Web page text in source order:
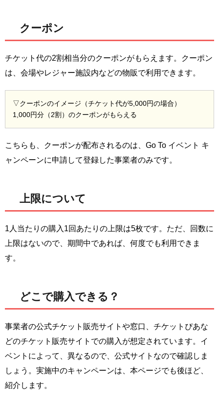
クーポン
チケット代の2割相当分のクーポンがもらえます。クーポン
は、会場やレジャー施設内などの物販で利用できます。
▽クーポンのイメージ（チケット代が5,000円の場合）
1,000円分（2割）のクーポンがもらえる
こちらも、クーポンが配布されるのは、Go To イベント キ
ャンペーンに申請して登録した事業者のみです。
上限について
1人当たりの購入1回あたりの上限は5枚です。ただ、回数に
上限はないので、期間中であれば、何度でも利用できま
す。
どこで購入できる？
事業者の公式チケット販売サイトや窓口、チケットぴあな
どのチケット販売サイトでの購入が想定されています。イ
ベントによって、異なるので、公式サイトなので確認しま
しょう。実施中のキャンペーンは、本ページでも後ほど、
紹介します。